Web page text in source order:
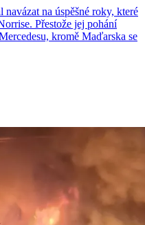
na úspěšné roky, které
Přestože jej pohání
kromě Maďarska se